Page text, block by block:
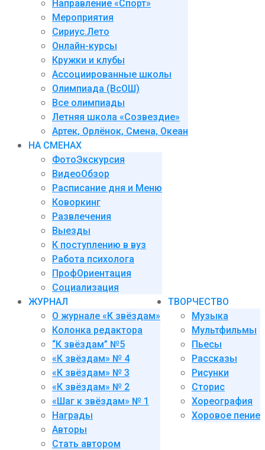
Направление «Спорт»
Мероприятия
Сириус.Лето
Онлайн-курсы
Кружки и клубы
Ассоциированные школы
Олимпиада (ВсОШ)
Все олимпиады
Летняя школа «Созвездие»
Артек, Орлёнок, Смена, Океан
НА СМЕНАХ
ФотоЭкскурсия
ВидеоОбзор
Расписание дня и Меню
Коворкинг
Развлечения
Выезды
К поступлению в вуз
Работа психолога
ПрофОриентация
Социализация
ЖУРНАЛ
О журнале «К звёздам»
Колонка редактора
“К звёздам” №5
«К звёздам» № 4
«К звёздам» № 3
«К звёздам» № 2
«Шаг к звёздам» № 1
Награды
Авторы
Стать автором
ТВОРЧЕСТВО
Музыка
Мультфильмы
Пьесы
Рассказы
Рисунки
Сторис
Хореография
Хоровое пение